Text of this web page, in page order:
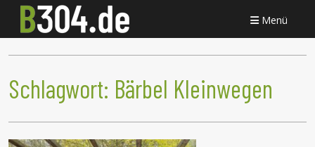
Menü
Schlagwort: Bärbel Kleinwegen